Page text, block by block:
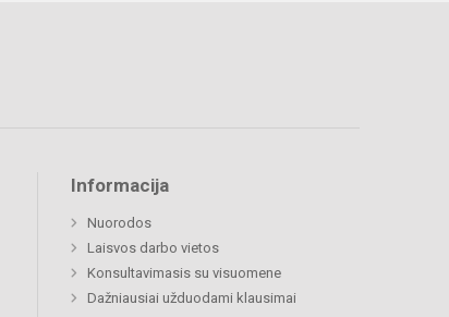
Informacija
Nuorodos
Laisvos darbo vietos
Konsultavimasis su visuomene
Dažniausiai užduodami klausimai